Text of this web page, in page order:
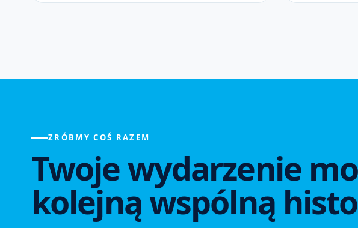
ZRÓBMY COŚ RAZEM
Twoje wydarzenie
kolejną wspólną